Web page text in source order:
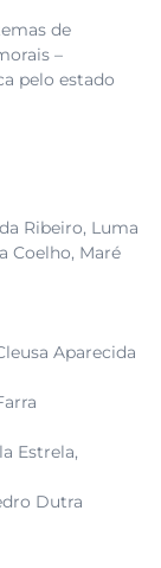
de
–
pelo estado
Ribeiro, Luma
Coelho, Maré
Aparecida
Estrela,
Dutra